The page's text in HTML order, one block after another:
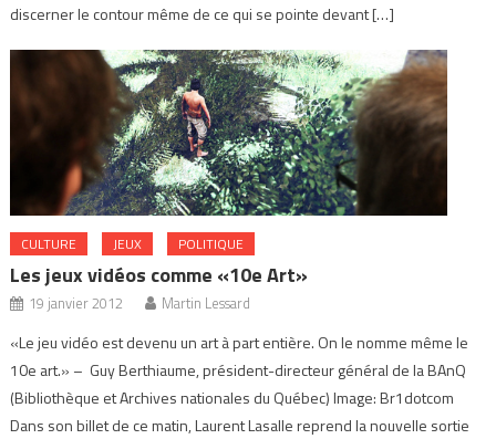
discerner le contour même de ce qui se pointe devant […]
CULTURE JEUX POLITIQUE
Les jeux vidéos comme «10e Art»
19 janvier 2012 Martin Lessard
«Le jeu vidéo est devenu un art à part entière. On le nomme même le
10e art.» – Guy Berthiaume, président-directeur général de la BAnQ
(Bibliothèque et Archives nationales du Québec) Image: Br1dotcom
Dans son billet de ce matin, Laurent Lasalle reprend la nouvelle sortie